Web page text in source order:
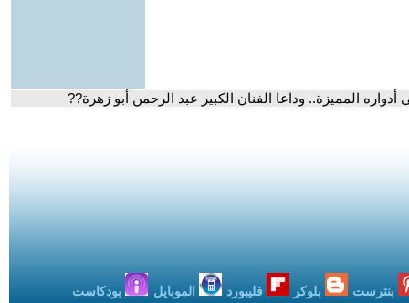
المميزة.. وداعا الفنان الكبير عبد الرحمن أبو زهرة??
بنترست بلوكر فليبورد الموبايل بودكاست